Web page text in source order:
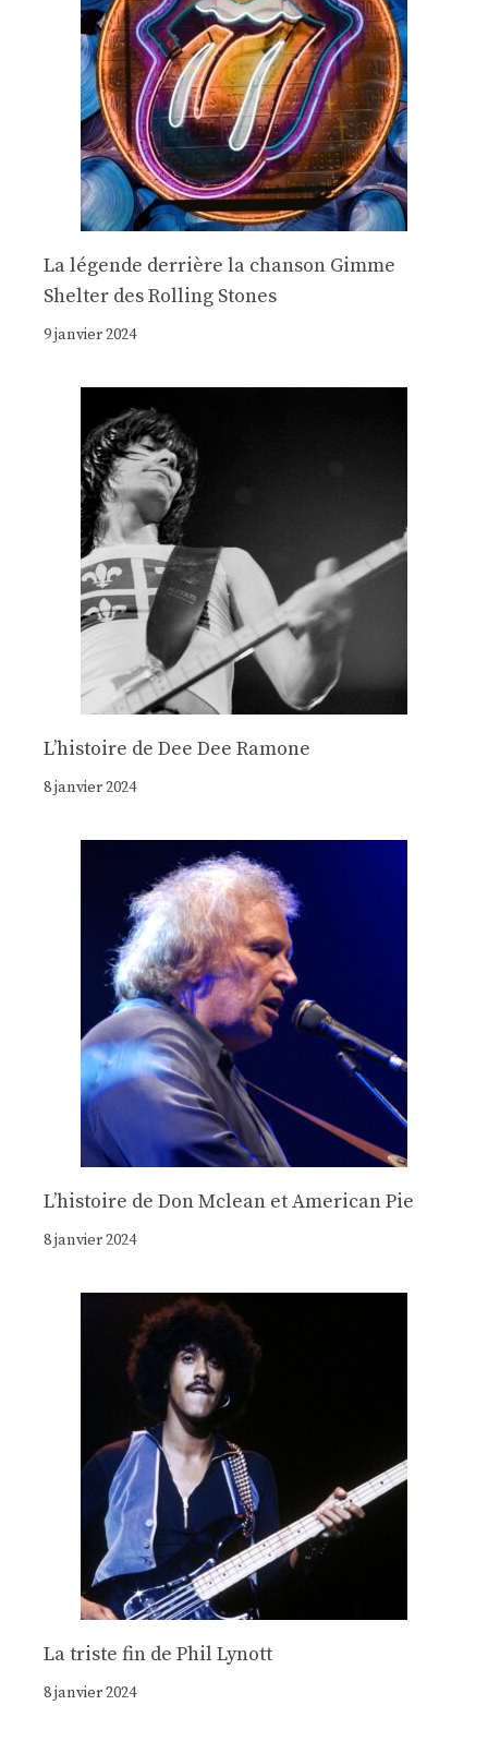
La légende derrière la chanson Gimme
Shelter des Rolling Stones
9 janvier 2024
Lʼhistoire de Dee Dee Ramone
8 janvier 2024
Lʼhistoire de Don Mclean et American Pie
8 janvier 2024
La triste fin de Phil Lynott
8 janvier 2024